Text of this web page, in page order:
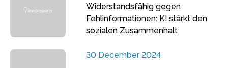
Widerstandsfähig gegen
Fehlinformationen: KI stärkt den
sozialen Zusammenhalt
30 December 2024